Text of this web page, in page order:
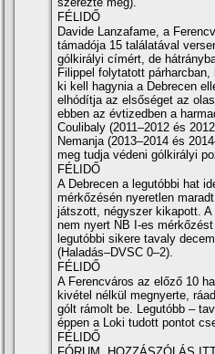
FÉLIDŐ
Davide Lanzafame, a
támadója 15 találatával
gólkirályi cí­mért, de
Filippel folytatott
ki kell hagynia a Debrecen
elhódí­tja az elsőséget az
ebben az évtizedben a
Coulibaly (2011–2012 és
Nemanja (2013–2014 és
meg tudja védeni gólkirályi
FÉLIDŐ
A Debrecen a legutóbbi hat
mérkőzésén nyeretlen
játszott, négyszer kikapott. A
nem nyert NB I-es
legutóbbi sikere tavaly
(Haladás–DVSC 0–2).
FÉLIDŐ
A Ferencváros az előző 10
kivétel nélkül megnyerte,
gólt rámolt be. Legutóbb –
éppen a Loki tudott pontot
FÉLIDŐ